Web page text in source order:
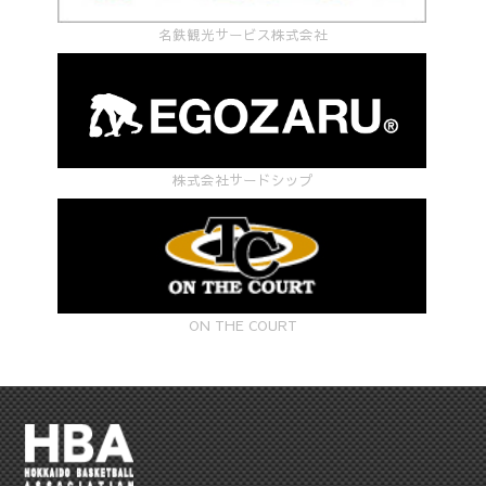
名鉄観光サービス株式会社
株式会社サードシップ
ON THE COURT